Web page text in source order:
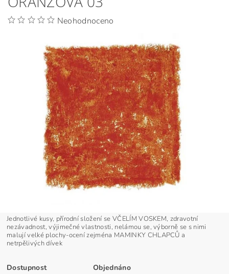
Neohodnoceno
Jednotlivé kusy, přírodní složení se VČELÍM VOSKEM, zdravotní
nezávadnost, výjimečné vlastnosti, nelámou se, výborně se s nimi
malují velké plochy-ocení zejména MAMINKY CHLAPCŮ a
netrpělivých dívek
Dostupnost Objednáno